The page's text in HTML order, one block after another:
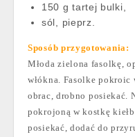
150 g tartej bulki,
sól, pieprz.
Sposób przygotowania:
Młoda zielona fasolkę,
włókna. Fasolke
obrac, drobno posiekać.
pokrojoną w kostkę
posiekać, dodać do